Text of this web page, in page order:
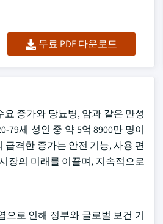
무료 PDF 다운로드
증가와 당뇨병, 암과 같은 만성
79세 성인 중 약 5억 8900만 명이
급격한 증가는 안전 기능, 사용 편
장의 미래를 이끌며, 지속적으로
으로 인해 정부와 글로벌 보건 기